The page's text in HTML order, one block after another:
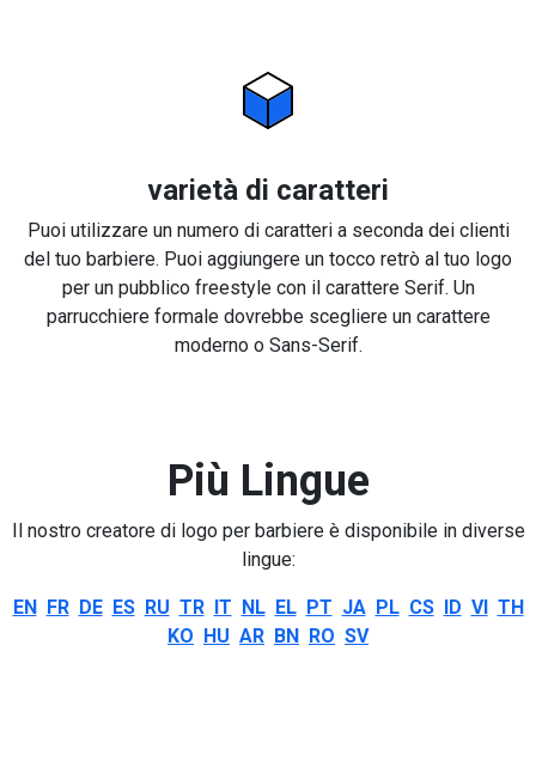
varietà di caratteri
Puoi utilizzare un numero di caratteri a seconda dei clienti
del tuo barbiere. Puoi aggiungere un tocco retrò al tuo logo
per un pubblico freestyle con il carattere Serif. Un
parrucchiere formale dovrebbe scegliere un carattere
moderno o Sans-Serif.
Più Lingue
Il nostro creatore di logo per barbiere è disponibile in diverse
lingue:
EN FR DE ES RU TR IT NL EL PT JA PL CS ID VI TH
KO HU AR BN RO SV